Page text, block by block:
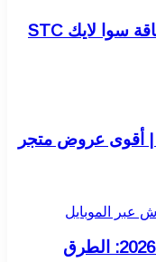
سوا لايك بلس 2025 وكيفية تفعيل باقة سوا لايك STC
كود خصم جوي في السعودية 2026 | أقوى عروض متجر
التحويل من محفظة فودافون كاش 2026: الطرق